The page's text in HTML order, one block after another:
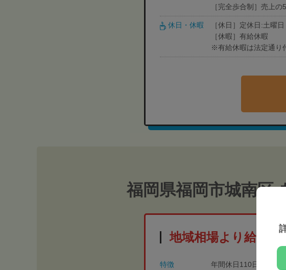
［完全歩合制］売上の
休日・休暇
［休日］定休日:土曜
［休暇］有給休暇
※有給休暇は法定通り
福岡県福岡市城南区
地域相場より給与高
特徴 年間休日110日以上